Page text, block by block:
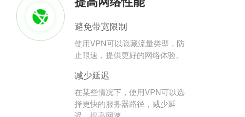
避免带宽限制
使用VPN可以隐藏流量类型，防
止限速，提供更好的网络体验。
减少延迟
在某些情况下，使用VPN可以选
择更快的服务器路径，减少延